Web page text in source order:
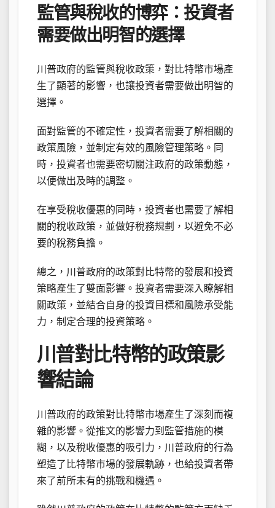
監管與稅收的博弈：投資者
需要做出明智的選擇
川普政府的監管與稅收政策，對比特幣市場產
生了顯著的影響，也讓投資者需要做出明智的
選擇。
面對監管的不確定性，投資者需要了解相關的
政策風險，並制定有效的風險管理策略。同
時，投資者也需要密切關注政府的政策動態，
以便做出及時的調整。
在享受稅收優惠的同時，投資者也需要了解相
關的稅收政策，並做好稅務規劃，以避免不必
要的稅務負擔。
總之，川普政府的政策對比特幣的發展和投資
策略產生了雙面影響。投資者需要深入瞭解相
關政策，並結合自身的投資目標和風險承受能
力，制定合理的投資策略。
川普對比特幣的政策影
響結論
川普政府的政策對比特幣市場產生了深刻而複
雜的影響。從推文的影響力到監管措施的模
糊，以及稅收優惠的吸引力，川普政府的行為
塑造了比特幣市場的發展軌跡，也給投資者帶
來了前所未有的挑戰和機遇。